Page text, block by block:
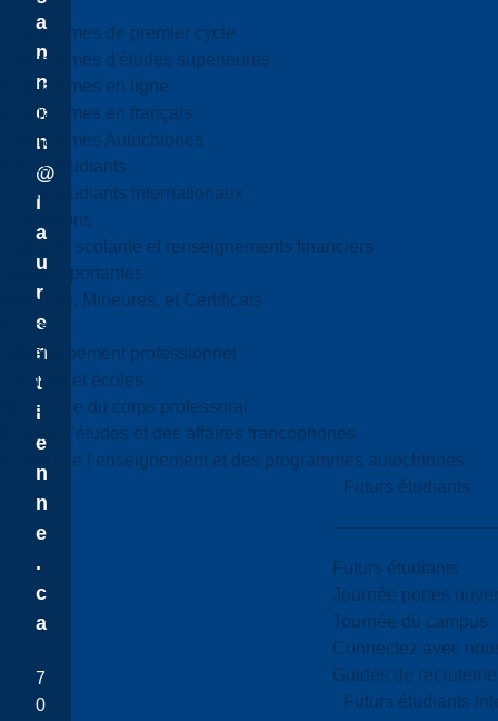
Programmes de premier cycle
Programmes d'études supérieures
Programmes en ligne
Programmes en français
Programmes Autochtones
Futurs étudiants
Futurs étudiants internationaux
Admissions
Droits de scolarité et renseignements financiers
Dates importantes
Majeures, Mineures, et Certificats
Cours
Développement professionnel
Facultés et écoles
Répertoire du corps professoral
Bureau d'études et des affaires francophones
Bureau de l’enseignement et des programmes autochtones
Futurs étudiants
Futurs étudiants
Journée portes
Tournée du campus
Connectez avec
Guides de
Futurs étudiants
a
n
n
o
n
@
l
a
u
r
e
n
t
i
e
n
n
e
.
c
a
7
0